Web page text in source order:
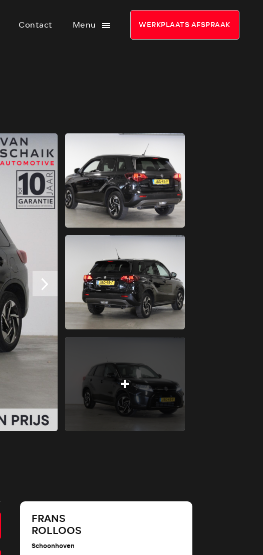
Contact Menu WERKPLAATS AFSPRAAK
FRANS
ROLLOOS
Schoonhoven